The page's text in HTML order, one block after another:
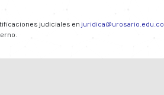
judiciales en juridica@urosario.edu.co